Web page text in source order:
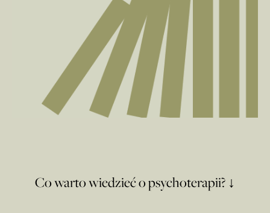
Co warto wiedzieć o psychoterapii? ↓